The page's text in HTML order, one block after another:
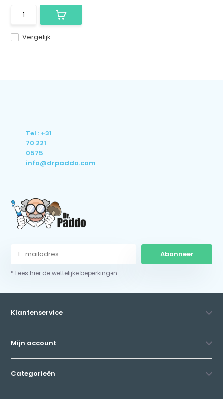
Vergelijk
Tel : +31
70 221
0575
info@drpaddo.com
Abonneer
* Lees hier de wettelijke beperkingen
Klantenservice
Mijn account
Categorieën